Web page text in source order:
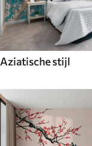
Aziatische stijl